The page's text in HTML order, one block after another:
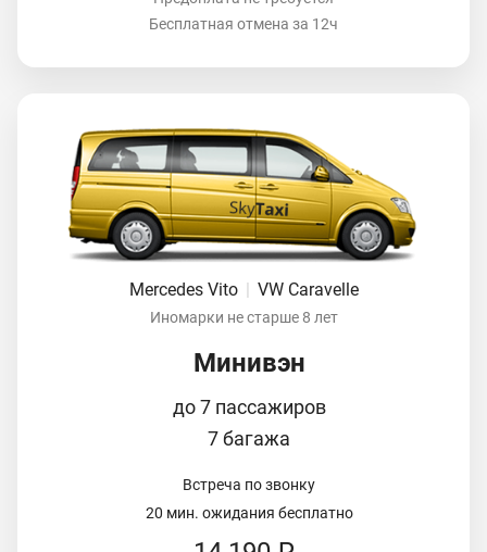
Бесплатная отмена за 12ч
Mercedes Vito VW Caravelle
Иномарки не старше 8 лет
Минивэн
до 7 пассажиров
7 багажа
Встреча по звонку
20 мин. ожидания бесплатно